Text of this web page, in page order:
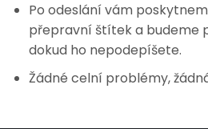
Po odeslání vám
přepravní štítek a budeme
dokud ho nepodepíšete.
Žádné celní problémy,